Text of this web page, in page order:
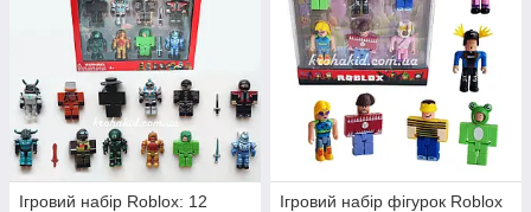
Ігровий набір Roblox: 12
Ігровий набір фігурок Roblox